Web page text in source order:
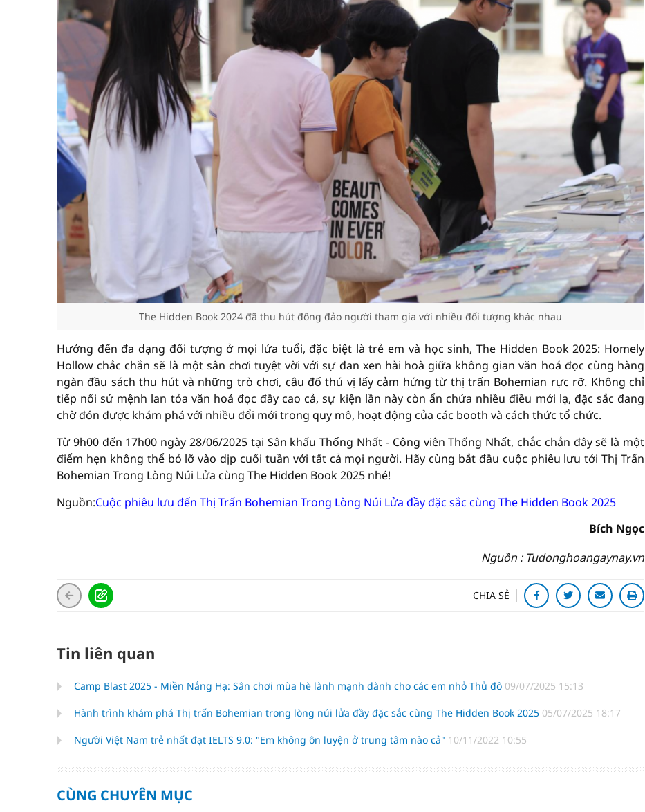
The Hidden Book 2024 đã thu hút đông đảo người tham gia với nhiều đối tượng khác nhau
Hướng đến đa dạng đối tượng ở mọi lứa tuổi, đặc biệt là trẻ em và học sinh, The Hidden Book 2025: Homely
Hollow chắc chắn sẽ là một sân chơi tuyệt vời với sự đan xen hài hoà giữa không gian văn hoá đọc cùng hàng
ngàn đầu sách thu hút và những trò chơi, câu đố thú vị lấy cảm hứng từ thị trấn Bohemian rực rỡ. Không chỉ
tiếp nối sứ mệnh lan tỏa văn hoá đọc đầy cao cả, sự kiện lần này còn ẩn chứa nhiều điều mới lạ, đặc sắc đang
chờ đón được khám phá với nhiều đổi mới trong quy mô, hoạt động của các booth và cách thức tổ chức.
Từ 9h00 đến 17h00 ngày 28/06/2025 tại Sân khấu Thống Nhất - Công viên Thống Nhất, chắc chắn đây sẽ là một
điểm hẹn không thể bỏ lỡ vào dịp cuối tuần với tất cả mọi người. Hãy cùng bắt đầu cuộc phiêu lưu tới Thị Trấn
Bohemian Trong Lòng Núi Lửa cùng The Hidden Book 2025 nhé!
Nguồn:Cuộc phiêu lưu đến Thị Trấn Bohemian Trong Lòng Núi Lửa đầy đặc sắc cùng The Hidden Book 2025
Bích Ngọc
Nguồn : Tudonghoangaynay.vn
CHIA SẺ
Tin liên quan
Camp Blast 2025 - Miền Nắng Hạ: Sân chơi mùa hè lành mạnh dành cho các em nhỏ Thủ đô 09/07/2025 15:13
Hành trình khám phá Thị trấn Bohemian trong lòng núi lửa đầy đặc sắc cùng The Hidden Book 2025 05/07/2025 18:17
Người Việt Nam trẻ nhất đạt IELTS 9.0: "Em không ôn luyện ở trung tâm nào cả" 10/11/2022 10:55
CÙNG CHUYÊN MỤC